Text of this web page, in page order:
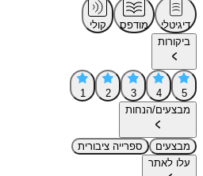
דיגיטלי מודפס
קולי
ביקורות
5
4
3
2
1
מבצעים/הנחות
מבצעים
ספרייה ציבורית
עלו לאתר